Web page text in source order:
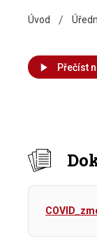
Úvod /
Přečíst